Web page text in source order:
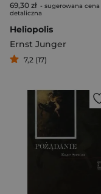
69,30 zł - sugerowana cena
detaliczna
Heliopolis
Ernst Junger
7,2 (17)